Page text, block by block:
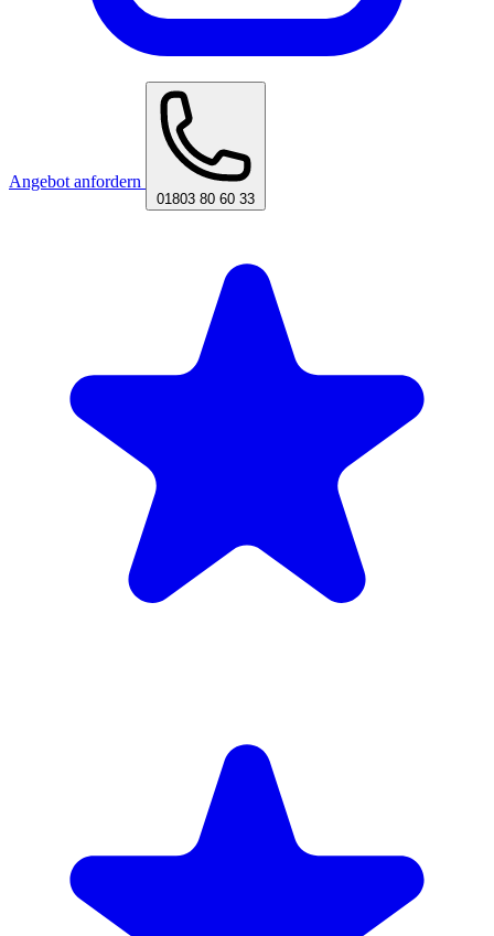
Angebot anfordern
01803 80 60 33